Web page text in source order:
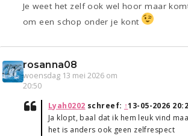
Je weet het zelf ook wel hoor maar
om een schop onder je kont
rosanna08
woensdag 13 mei 2026 om
20:50
Lyah0202 schreef: ↑13-05-2026
Ja klopt, baal dat ik hem leuk vind
het is anders ook geen zelfrespect